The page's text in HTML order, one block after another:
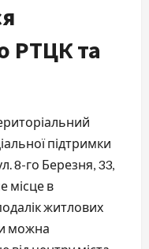
РТЦК та
підтримки
8-го Березня, 33,
місце в
житлових
можна